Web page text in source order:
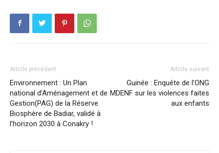
Article précédent
Environnement : Un Plan
national d’Aménagement et de
Gestion(PAG) de la Réserve
Biosphère de Badiar, validé à
l’horizon 2030 à Conakry !
Article suivant
Guinée : Enquête de l’ONG
MDENF sur les violences faites
aux enfants